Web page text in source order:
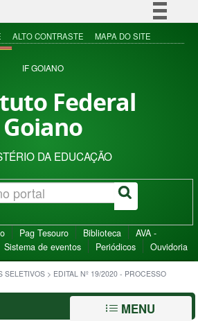
Simplifique!
Acesso à informação
ALTO CONTRASTE MAPA DO SITE
IF GOIANO
Federal
Goiano
DA EDUCAÇÃO
Pag Tesouro Biblioteca
AVA -
Sistema de eventos Periódicos Ouvidoria
SELETIVOS > EDITAL Nº 19/2020 - PROCESSO
MENU